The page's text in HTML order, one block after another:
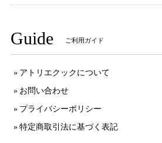
Guide ご利用ガイド
アトリエクックについて
お問い合わせ
プライバシーポリシー
特定商取引法に基づく表記